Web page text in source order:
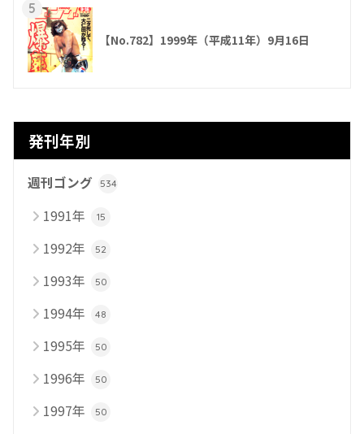
5
【No.782】1999年（平成11年）9月16日
発刊年別
週刊ゴング 534
1991年 15
1992年 52
1993年 50
1994年 48
1995年 50
1996年 50
1997年 50